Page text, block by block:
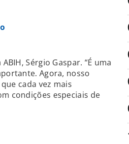
Sérgio Gaspar. “É uma
Agora, nosso
cada vez mais
condições especiais de